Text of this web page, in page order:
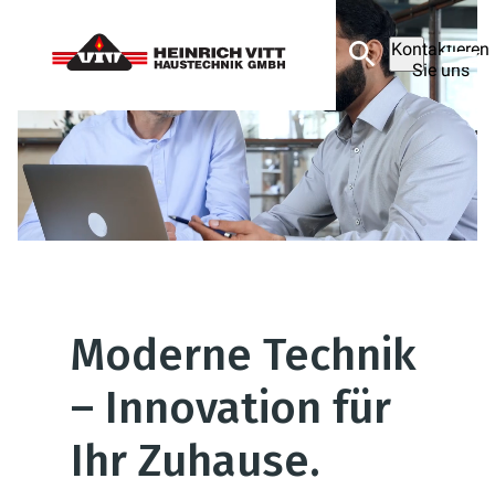
Kontaktieren
Sie uns
Moderne Technik
– Innovation für
Ihr Zuhause.